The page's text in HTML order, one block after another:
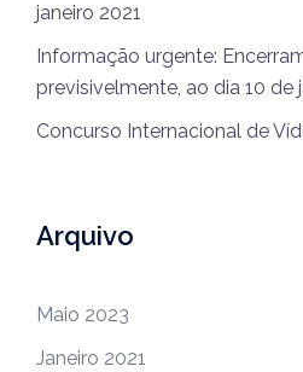
janeiro 2021
Informação urgente:
previsivelmente, ao dia 10 de
Concurso Internacional de
Arquivo
Maio 2023
Janeiro 2021